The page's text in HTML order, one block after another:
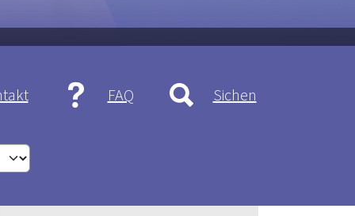
FAQ Sichen